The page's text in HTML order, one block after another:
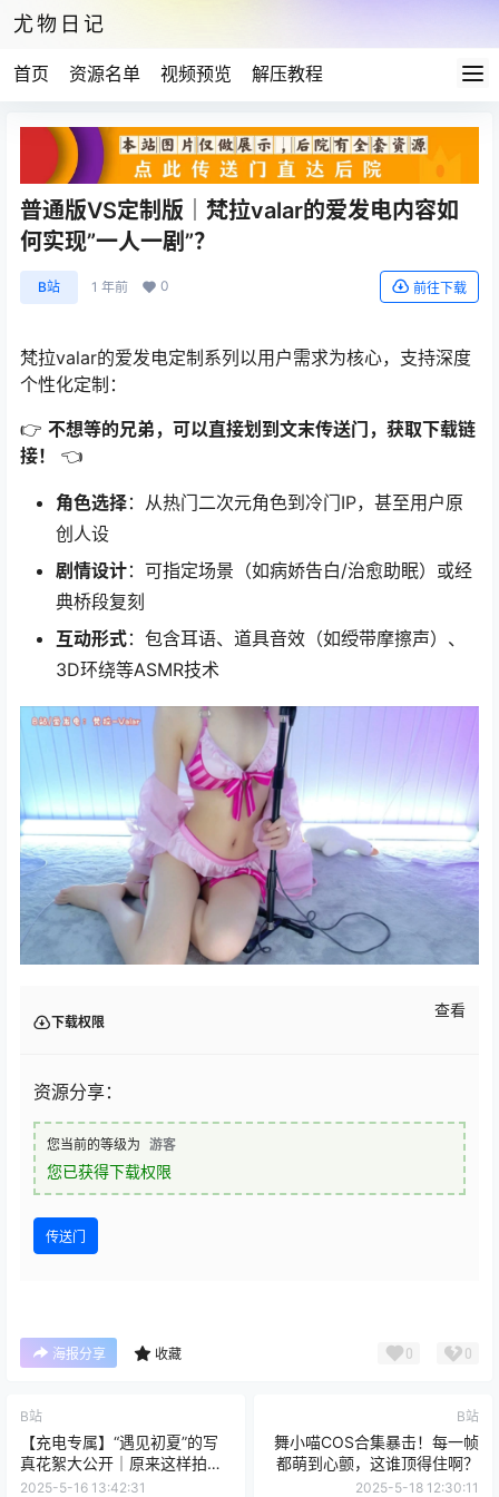
尤物日记
首页 资源名单 视频预览 解压教程
普通版VS定制版｜梵拉valar的爱发电内容如
何实现”一人一剧”？
B站 1 年前 0 前往下载
梵拉valar的爱发电定制系列以用户需求为核心，支持深度
个性化定制：
👉 不想等的兄弟，可以直接划到文末传送门，获取下载链
接！
👈
角色选择：从热门二次元角色到冷门IP，甚至用户原
创人设
剧情设计：可指定场景（如病娇告白/治愈助眠）或经
典桥段复刻
互动形式：包含耳语、道具音效（如绶带摩擦声）、
3D环绕等ASMR技术
下载权限
查看
资源分享：
您当前的等级为 游客
您已获得下载权限
传送门
海报分享 收藏 0 0
B站
【充电专属】“遇见初夏”的写
真花絮大公开｜原来这样拍才
能甜度超标
2025-5-16 13:42:31
B站
舞小喵COS合集暴击！每一帧
都萌到心颤，这谁顶得住啊？
2025-5-18 12:30:11